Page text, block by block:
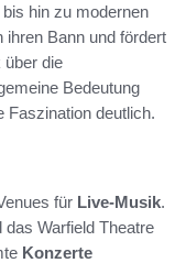
hin zu modernen
ihren Bann und fördert
über die
Bedeutung
Faszination deutlich.
für Live-Musik.
Warfield Theatre
Konzerte